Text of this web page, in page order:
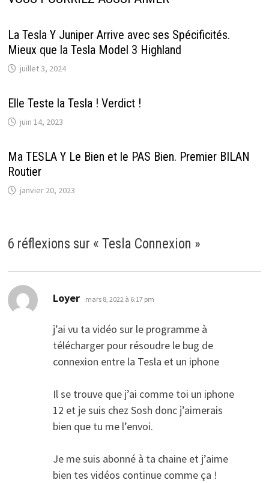
La Tesla Y Juniper Arrive avec ses Spécificités.
Mieux que la Tesla Model 3 Highland
juillet 3, 2024
Elle Teste la Tesla ! Verdict !
juin 14, 2023
Ma TESLA Y Le Bien et le PAS Bien. Premier BILAN
Routier
janvier 20, 2023
6 réflexions sur « Tesla Connexion »
Loyer dit :
mars 8, 2022 à 6:17 pm
j’ai vu ta vidéo sur le programme à
télécharger pour résoudre le bug de
connexion entre la Tesla et un iphone
Il se trouve que j’ai comme toi un iphone
12 et je suis chez Sosh donc j’aimerais
bien que tu me l’envoi.
Je me suis abonné à ta chaine et j’aime
bien tes vidéos continue comme ça !